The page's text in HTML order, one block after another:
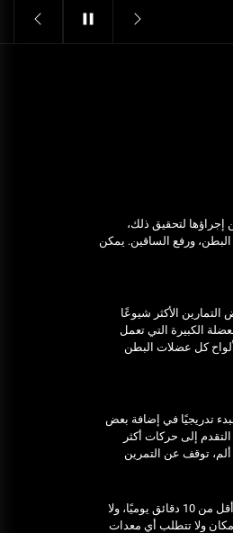
Pre-shipment
Get Reliable Calibration
in Port Said for Your
Ultrasonic Thickness
Inspection in Egypt:
Structural
كلين المتميزة
لتحقيق ذلك،
ورفع الساقين. يمكن
الأكثر شيوعًا
الكبيرة التي تعمل
كل عضلات البطن
تدريجيًا في إضافة بعض
إلى حركات أكثر
توقف عن التمرين
هناك عدد من التمارين المختلفة التي يمكن أن تساعد في شد عضلات المعدة وإضفاء مظهر بطن مسطح. يمكن القيام بذلك في أقل من 10 دقائق يوميًا، ولا
ولا تتطلب أي معدات